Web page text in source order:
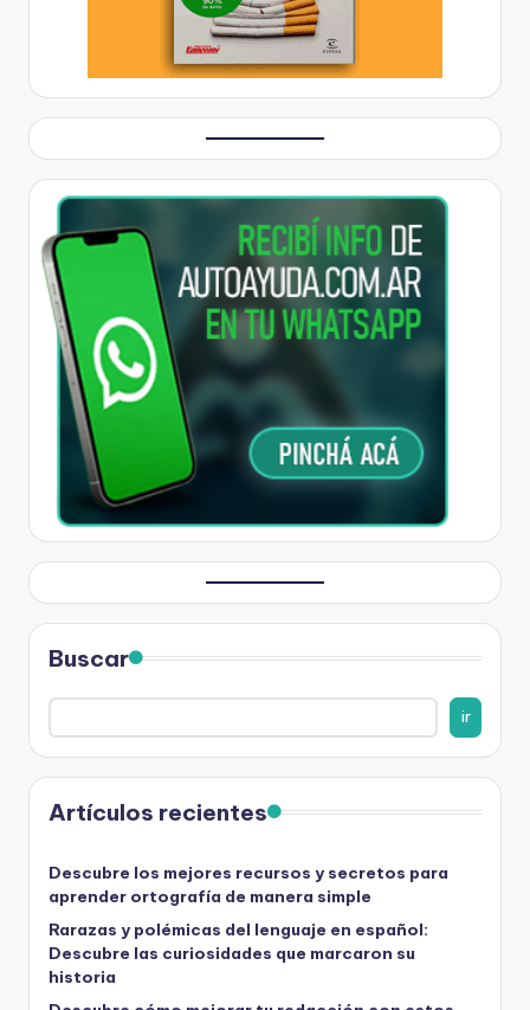
Buscar
ir
Artículos recientes
Descubre los mejores recursos y secretos para
aprender ortografía de manera simple
Rarazas y polémicas del lenguaje en español:
Descubre las curiosidades que marcaron su
historia